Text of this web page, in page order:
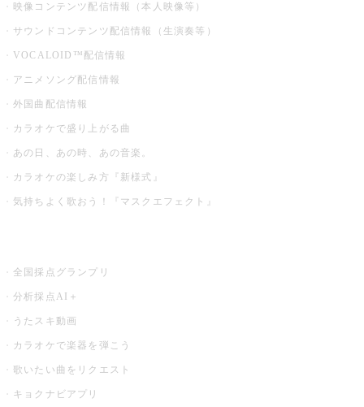
映像コンテンツ配信情報（本人映像等）
サウンドコンテンツ配信情報（生演奏等）
VOCALOID™配信情報
アニメソング配信情報
外国曲配信情報
カラオケで盛り上がる曲
あの日、あの時、あの音楽。
カラオケの楽しみ方『新様式』
気持ちよく歌おう！『マスクエフェクト』
全国採点グランプリ
分析採点AI＋
うたスキ動画
カラオケで楽器を弾こう
歌いたい曲をリクエスト
キョクナビアプリ